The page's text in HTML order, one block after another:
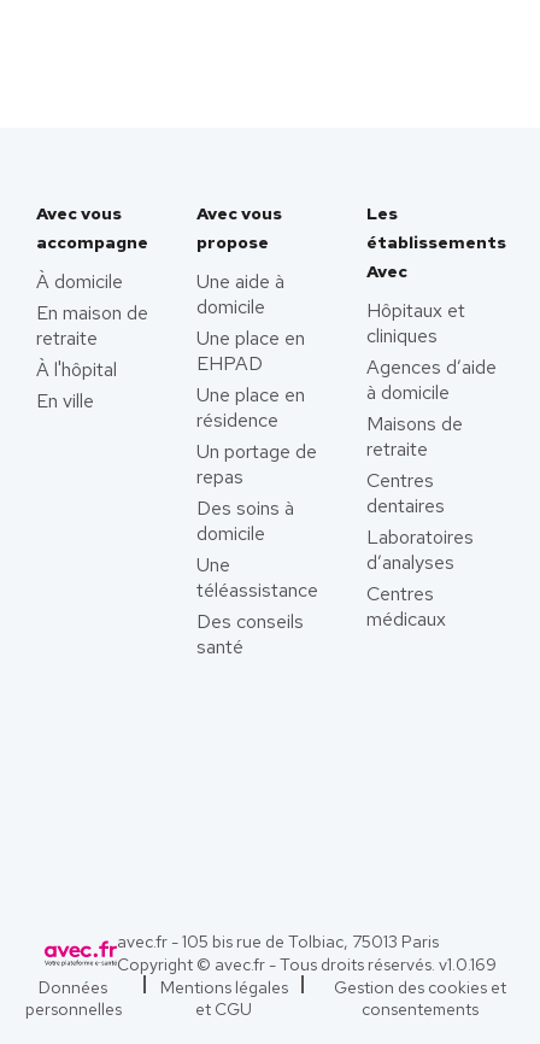
Avec vous
accompagne
À domicile
En maison de
retraite
À l'hôpital
En ville
Avec vous
propose
Une aide à
domicile
Une place en
EHPAD
Une place en
résidence
Un portage de
repas
Des soins à
domicile
Une
téléassistance
Des conseils
santé
Les
établissements
Avec
Hôpitaux et
cliniques
Agences d’aide
à domicile
Maisons de
retraite
Centres
dentaires
Laboratoires
d’analyses
Centres
médicaux
avec.fr - 105 bis rue de Tolbiac, 75013 Paris
Copyright © avec.fr - Tous droits réservés. v1.0.169
Données
personnelles
Mentions légales
et CGU
Gestion des cookies et
consentements